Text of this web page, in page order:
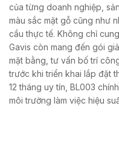
của từng doanh nghiệp,
màu sắc mặt gỗ cũng như
cầu thực tế. Không chỉ
Gavis còn mang đến gói
mặt bằng, tư vấn bố trí
trước khi triển khai lắp đặt
12 tháng uy tín, BL003
môi trường làm việc hiệu